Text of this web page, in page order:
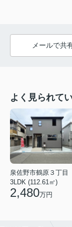
メールで共
よく見られて
泉佐野市鶴原３丁目
3LDK (112.61㎡)
2,480万円